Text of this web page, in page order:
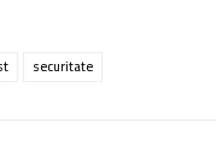
securitate